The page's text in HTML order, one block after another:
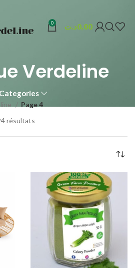
0 0,00د.ت
Verdeline
Categories
Page 4
résultats